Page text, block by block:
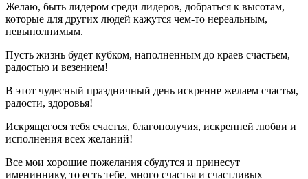
Желаю, быть лидером среди лидеров, добраться к высотам,
которые для других людей кажутся чем-то нереальным,
невыполнимым.
Пусть жизнь будет кубком, наполненным до краев счастьем,
радостью и везением!
В этот чудесный праздничный день искренне желаем счастья,
радости, здоровья!
Искрящегося тебя счастья, благополучия, искренней любви и
исполнения всех желаний!
Все мои хорошие пожелания сбудутся и принесут
имениннику, то есть тебе, много счастья и счастливых